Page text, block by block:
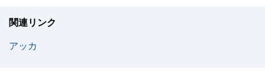
関連リンク
アッカ